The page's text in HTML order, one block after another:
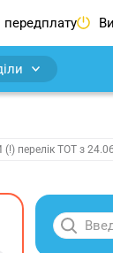
перелік ТОТ з